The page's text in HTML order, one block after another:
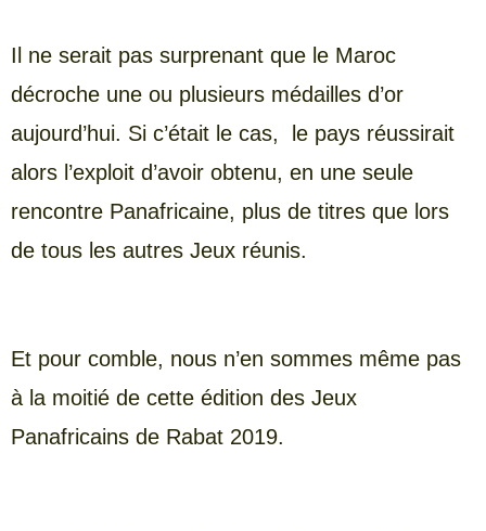
Il ne serait pas surprenant que le Maroc
décroche une ou plusieurs médailles d’or
aujourd’hui. Si c’était le cas, le pays réussirait
alors l’exploit d’avoir obtenu, en une seule
rencontre Panafricaine, plus de titres que lors
de tous les autres Jeux réunis.
Et pour comble, nous n’en sommes même pas
à la moitié de cette édition des Jeux
Panafricains de Rabat 2019.